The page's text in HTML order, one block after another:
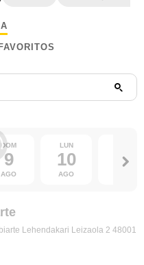
DOM
9
AGO
LUN
10
AGO
11
Lehendakari Leizaola 2 48001